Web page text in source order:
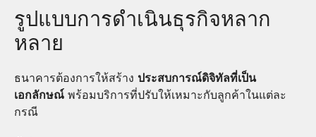
รูปแบบการดำเนินธุรกิจหลาก
หลาย
ธนาคารต้องการให้สร้าง ประสบการณ์ดิจิทัลที่เป็น
เอกลักษณ์ พร้อมบริการที่ปรับให้เหมาะกับลูกค้าในแต่ละ
กรณี